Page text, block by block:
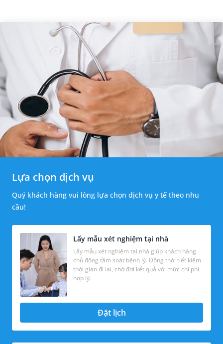
Lựa chọn dịch vụ
Quý khách hàng vui lòng lựa chọn dịch vụ y tế theo nhu
cầu!
Lấy mẫu xét nghiệm tại nhà
Lấy mẫu xét nghiệm tại nhà giúp khách hàng
chủ động tầm soát bệnh lý. Đồng thời tiết kiệm
thời gian đi lại, chờ đợi kết quả với mức chi phí
hợp lý.
Đặt lịch